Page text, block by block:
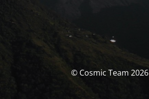
© Cosmic Team 2026